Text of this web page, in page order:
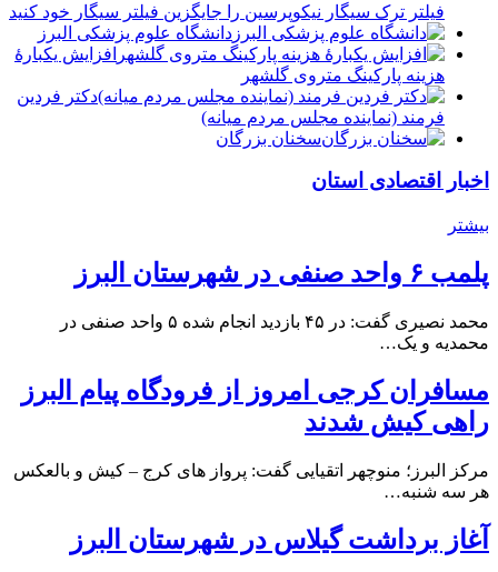
فیلتر ترک سیگار نیکوپرسین را جایگزین فیلتر سیگار خود کنید
دانشگاه علوم پزشکی البرز
افزایش یکبارۀ
هزینه پارکینگ متروی گلشهر
دكتر فردين
فرمند (نماينده مجلس مردم میانه)
سخنان بزرگان
اخبار اقتصادی استان
بیشتر
پلمب ۶ واحد صنفی در شهرستان البرز
محمد نصیری گفت: در ۴۵ بازدید انجام شده ۵ واحد صنفی در
محمدیه و یک…
مسافران کرجی امروز از فرودگاه پیام البرز
راهی کیش شدند
مرکز البرز؛ منوچهر اتقیایی گفت: پرواز های کرج – کیش و بالعکس
هر سه شنبه…
آغاز برداشت گیلاس در شهرستان البرز